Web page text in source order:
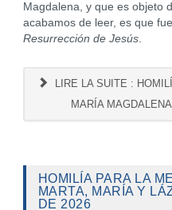
Magdalena, y que es objeto
acabamos de leer, es que fue
Resurrección de Jesús.
LIRE LA SUITE :
MARÍA
HOMILÍA PARA LA
MARTA, MARÍA Y
DE 2026